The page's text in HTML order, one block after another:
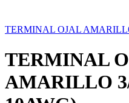
TERMINAL OJAL
TERMINAL
AMARILLO